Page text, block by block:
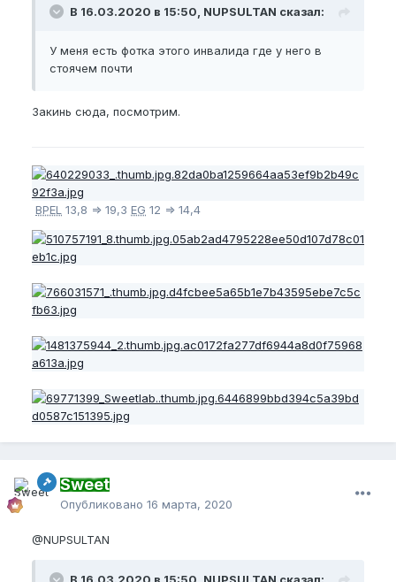
В 16.03.2020 в 15:50, NUPSULTAN сказал:
У меня есть фотка этого инвалида где у него в
стоячем почти
Закинь сюда, посмотрим.
BPEL 13,8 => 19,3 EG 12 => 14,4
Sweet
Опубликовано 16 марта, 2020
@NUPSULTAN